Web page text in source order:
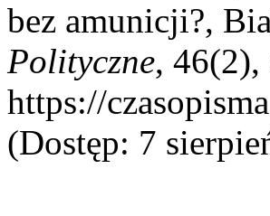
bez amunicji?,
Polityczne, 46(2),
https://
(Dostęp: 7